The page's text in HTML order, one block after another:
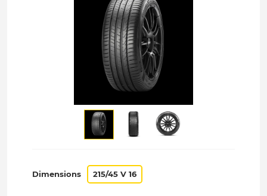
Dimensions 215/45 V 16